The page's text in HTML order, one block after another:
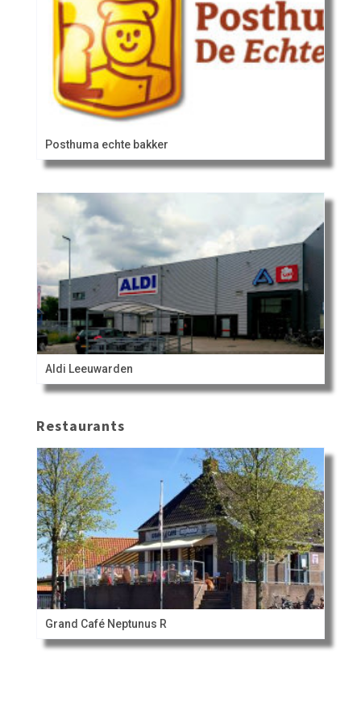
Posthuma echte bakker
Aldi Leeuwarden
Restaurants
Grand Café Neptunus R